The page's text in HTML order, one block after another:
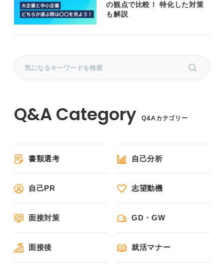
の観点で比較！ 特化した対策
も解説
Q&Aカテゴリー
書類選考 自己分析
自己PR 志望動機
面接対策 GD・GW
面接後 就活マナー